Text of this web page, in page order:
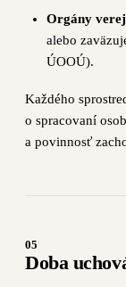
Orgány
alebo
ÚOOÚ).
Každého
o spracovaní
a povinnosť
05
Doba